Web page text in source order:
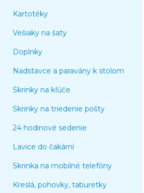
Kartotéky
Vešiaky na šaty
Doplnky
Nadstavce a paravány k stolom
Skrinky na kľúče
Skrinky na triedenie pošty
24 hodinové sedenie
Lavice do čakární
Skrinka na mobilné telefóny
Kreslá, pohovky, taburetky